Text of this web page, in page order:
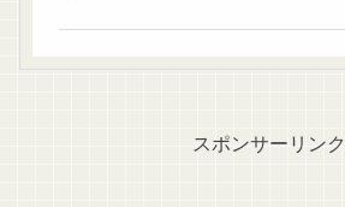
スポンサーリンク